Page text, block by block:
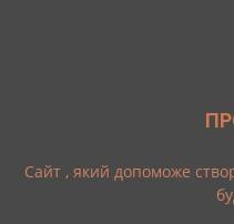
Cайт , який допоможе